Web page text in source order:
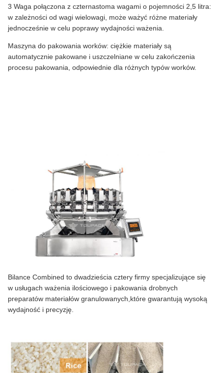
3 Waga połączona z czternastoma wagami o pojemności 2,5 litra:
w zależności od wagi wielowagi, może ważyć różne materiały
jednocześnie w celu poprawy wydajności ważenia.
Maszyna do pakowania worków: ciężkie materiały są
automatycznie pakowane i uszczelniane w celu zakończenia
procesu pakowania, odpowiednie dla różnych typów worków.
Bilance Combined to dwadzieścia cztery firmy specjalizujące się
w usługach ważenia ilościowego i pakowania drobnych
preparatów materiałów granulowanych,które gwarantują wysoką
wydajność i precyzję.